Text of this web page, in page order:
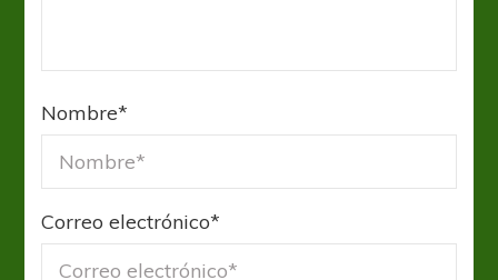
Nombre*
Correo electrónico*